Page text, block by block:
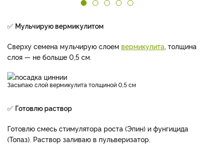
✅ Мульчирую вермикулитом
Сверху семена мульчирую слоем вермикулита, толщина
слоя — не больше 0,5 см.
Засыпаю слой вермикулита толщиной 0,5 см
✅ Готовлю раствор
Готовлю смесь стимулятора роста (Эпин) и фунгицида
(Топаз). Раствор заливаю в пульверизатор.